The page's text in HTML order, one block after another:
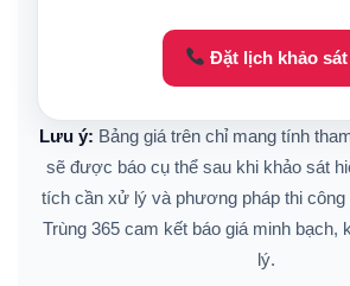
Đặt lịch khảo sát
Lưu ý: Bảng giá trên chỉ mang tính
sẽ được báo cụ thể sau khi khảo sát
tích cần xử lý và phương pháp thi công
Trùng 365 cam kết báo giá minh bạch,
lý.